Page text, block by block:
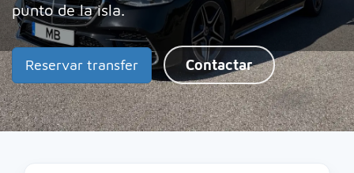
punto de la isla.
Reservar transfer Contactar